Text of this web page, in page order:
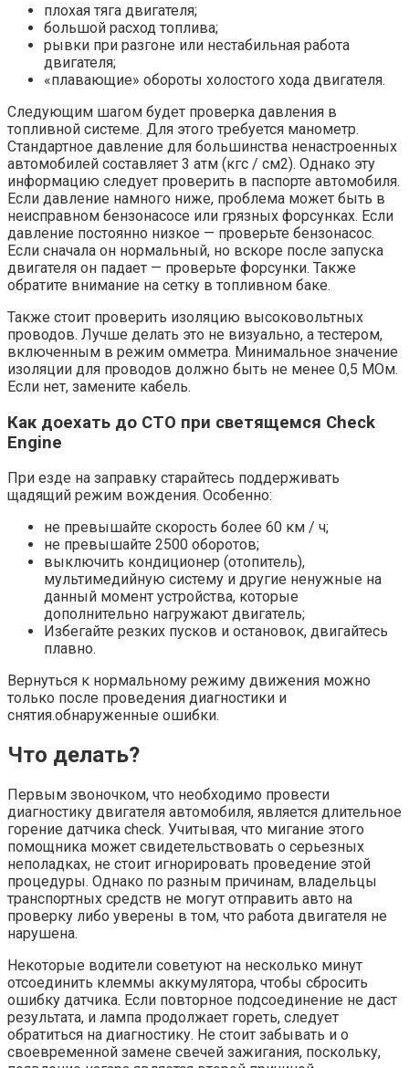
плохая тяга двигателя;
большой расход топлива;
рывки при разгоне или нестабильная работа
двигателя;
«плавающие» обороты холостого хода двигателя.
Следующим шагом будет проверка давления в
топливной системе. Для этого требуется манометр.
Стандартное давление для большинства ненастроенных
автомобилей составляет 3 атм (кгс / см2). Однако эту
информацию следует проверить в паспорте автомобиля.
Если давление намного ниже, проблема может быть в
неисправном бензонасосе или грязных форсунках. Если
давление постоянно низкое — проверьте бензонасос.
Если сначала он нормальный, но вскоре после запуска
двигателя он падает — проверьте форсунки. Также
обратите внимание на сетку в топливном баке.
Также стоит проверить изоляцию высоковольтных
проводов. Лучше делать это не визуально, а тестером,
включенным в режим омметра. Минимальное значение
изоляции для проводов должно быть не менее 0,5 МОм.
Если нет, замените кабель.
Как доехать до СТО при светящемся Check
Engine
При езде на заправку старайтесь поддерживать
щадящий режим вождения. Особенно:
не превышайте скорость более 60 км / ч;
не превышайте 2500 оборотов;
выключить кондиционер (отопитель),
мультимедийную систему и другие ненужные на
данный момент устройства, которые
дополнительно нагружают двигатель;
Избегайте резких пусков и остановок, двигайтесь
плавно.
Вернуться к нормальному режиму движения можно
только после проведения диагностики и
снятия.обнаруженные ошибки.
Что делать?
Первым звоночком, что необходимо провести
диагностику двигателя автомобиля, является длительное
горение датчика check. Учитывая, что мигание этого
помощника может свидетельствовать о серьезных
неполадках, не стоит игнорировать проведение этой
процедуры. Однако по разным причинам, владельцы
транспортных средств не могут отправить авто на
проверку либо уверены в том, что работа двигателя не
нарушена.
Некоторые водители советуют на несколько минут
отсоединить клеммы аккумулятора, чтобы сбросить
ошибку датчика. Если повторное подсоединение не даст
результата, и лампа продолжает гореть, следует
обратиться на диагностику. Не стоит забывать и о
своевременной замене свечей зажигания, поскольку,